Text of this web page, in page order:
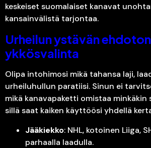
keskeiset suomalaiset kanavat
kansainvälistä tarjontaa.
Urheilun ystävän ehdoton
ykkösvalinta
Olipa intohimosi mikä tahansa laji,
urheiluhullun paratiisi. Sinun ei
mikä kanavapaketti omistaa minkäkin
sillä saat kaiken käyttöösi yhdellä
Jääkiekko: NHL, kotoinen Liiga,
parhaalla laadulla.